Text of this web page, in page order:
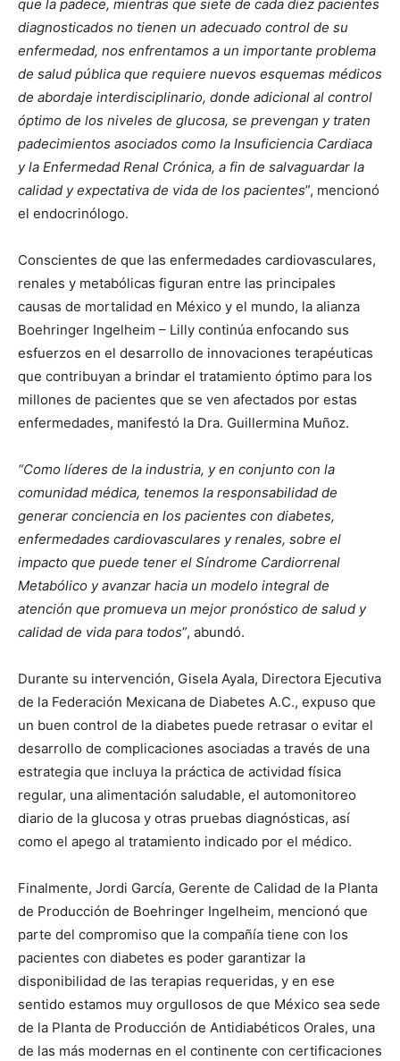
que la padece, mientras que siete de cada diez pacientes
diagnosticados no tienen un adecuado control de su
enfermedad, nos enfrentamos a un importante problema
de salud pública que requiere nuevos esquemas médicos
de abordaje interdisciplinario, donde adicional al control
óptimo de los niveles de glucosa, se prevengan y traten
padecimientos asociados como la Insuficiencia Cardiaca
y la Enfermedad Renal Crónica, a fin de salvaguardar la
calidad y expectativa de vida de los pacientes”, mencionó
el endocrinólogo.
Conscientes de que las enfermedades cardiovasculares,
renales y metabólicas figuran entre las principales
causas de mortalidad en México y el mundo, la alianza
Boehringer Ingelheim – Lilly continúa enfocando sus
esfuerzos en el desarrollo de innovaciones terapéuticas
que contribuyan a brindar el tratamiento óptimo para los
millones de pacientes que se ven afectados por estas
enfermedades, manifestó la Dra. Guillermina Muñoz.
“Como líderes de la industria, y en conjunto con la
comunidad médica, tenemos la responsabilidad de
generar conciencia en los pacientes con diabetes,
enfermedades cardiovasculares y renales, sobre el
impacto que puede tener el Síndrome Cardiorrenal
Metabólico y avanzar hacia un modelo integral de
atención que promueva un mejor pronóstico de salud y
calidad de vida para todos”, abundó.
Durante su intervención, Gisela Ayala, Directora Ejecutiva
de la Federación Mexicana de Diabetes A.C., expuso que
un buen control de la diabetes puede retrasar o evitar el
desarrollo de complicaciones asociadas a través de una
estrategia que incluya la práctica de actividad física
regular, una alimentación saludable, el automonitoreo
diario de la glucosa y otras pruebas diagnósticas, así
como el apego al tratamiento indicado por el médico.
Finalmente, Jordi García, Gerente de Calidad de la Planta
de Producción de Boehringer Ingelheim, mencionó que
parte del compromiso que la compañía tiene con los
pacientes con diabetes es poder garantizar la
disponibilidad de las terapias requeridas, y en ese
sentido estamos muy orgullosos de que México sea sede
de la Planta de Producción de Antidiabéticos Orales, una
de las más modernas en el continente con certificaciones